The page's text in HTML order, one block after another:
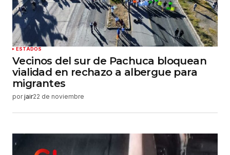
ESTADOS
Vecinos del sur de Pachuca bloquean
vialidad en rechazo a albergue para
migrantes
por jair22 de noviembre